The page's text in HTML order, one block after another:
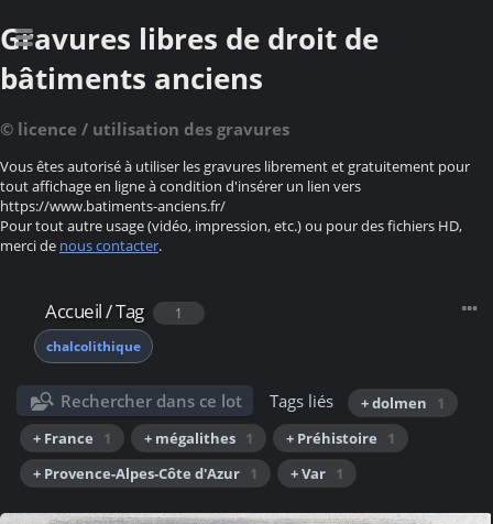
Gravures libres de droit de
bâtiments anciens
© licence / utilisation des gravures
Vous êtes autorisé à utiliser les gravures librement et gratuitement pour
tout affichage en ligne à condition d'insérer un lien vers
https://www.batiments-anciens.fr/
Pour tout autre usage (vidéo, impression, etc.) ou pour des fichiers HD,
merci de nous contacter.
Accueil/Tag
1
chalcolithique
Rechercher dans ce lot Tags liés + dolmen
1
+ France
1 + mégalithes 1 + Préhistoire
1
+ Provence-Alpes-Côte d'Azur 1 + Var 1